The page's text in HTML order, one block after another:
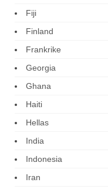
Fiji
Finland
Frankrike
Georgia
Ghana
Haiti
Hellas
India
Indonesia
Iran